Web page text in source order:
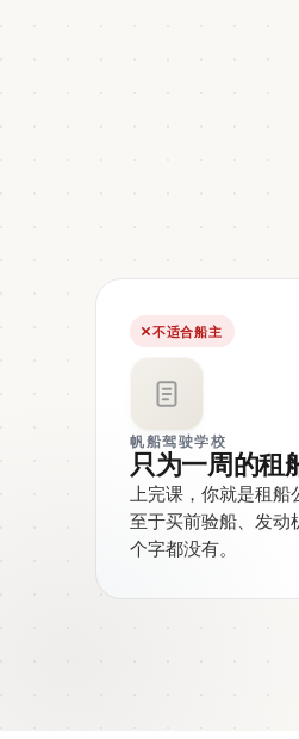
不适合船主
帆船驾驶学校
只为一周的租
上完课，你就是租船
至于买前验船、发
个字都没有。